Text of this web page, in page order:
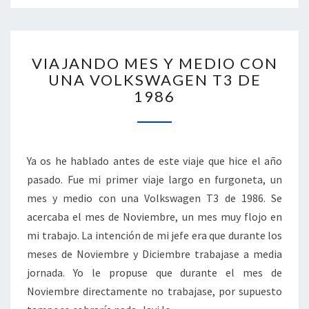
MES
Y
MEDIO
UNA
1986
VIAJANDO MES Y MEDIO CON
UNA VOLKSWAGEN T3 DE
1986
Ya os he hablado antes de este viaje que hice el año
pasado. Fue mi primer viaje largo en furgoneta, un
mes y medio con una Volkswagen T3 de 1986. Se
acercaba el mes de Noviembre, un mes muy flojo en
mi trabajo. La intención de mi jefe era que durante los
meses de Noviembre y Diciembre trabajase a media
jornada. Yo le propuse que durante el mes de
Noviembre directamente no trabajase, por supuesto